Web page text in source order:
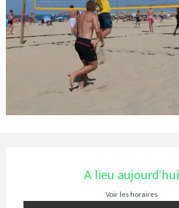
A lieu aujourd'hui
Voir les horaires